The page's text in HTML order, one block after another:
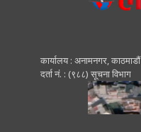
कार्यालय : अनामनगर, काठमाडाैं
दर्ता नं. : (९८८) सूचना विभाग